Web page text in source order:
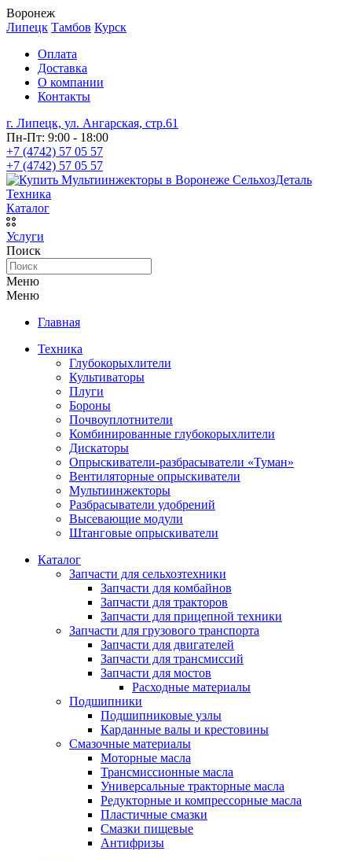
Воронеж
Липецк Тамбов Курск
Оплата
Доставка
О компании
Контакты
г. Липецк, ул. Ангарская, стр.61
Пн-Пт: 9:00 - 18:00
+7 (4742) 57 05 57
+7 (4742) 57 05 57
СельхозДеталь
Техника
Каталог
Услуги
Поиск
Меню
Меню
Главная
Техника
Глубокорыхлители
Культиваторы
Плуги
Бороны
Почвоуплотнители
Комбинированные глубокорыхлители
Дискаторы
Опрыскиватели-разбрасыватели «Туман»
Вентиляторные опрыскиватели
Мультиинжекторы
Разбрасыватели удобрений
Высевающие модули
Штанговые опрыскиватели
Каталог
Запчасти для сельхозтехники
Запчасти для комбайнов
Запчасти для тракторов
Запчасти для прицепной техники
Запчасти для грузового транспорта
Запчасти для двигателей
Запчасти для трансмиссий
Запчасти для мостов
Расходные материалы
Подшипники
Подшипниковые узлы
Карданные валы и крестовины
Смазочные материалы
Моторные масла
Трансмиссионные масла
Универсальные тракторные масла
Редукторные и компрессорные масла
Пластичные смазки
Смазки пищевые
Антифризы